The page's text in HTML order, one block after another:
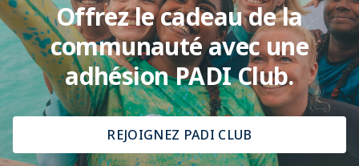
Offrez le cadeau de la
communauté avec une
adhésion PADI Club.
REJOIGNEZ PADI CLUB